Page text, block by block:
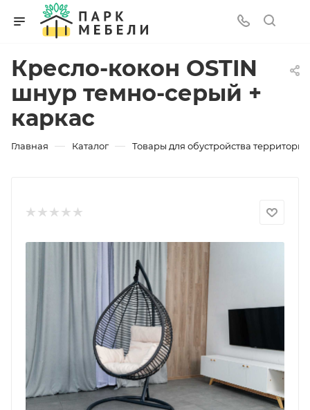
Кресло-кокон OSTIN
шнур темно-серый +
каркас
Главная — Каталог — Товары для обустройства территории